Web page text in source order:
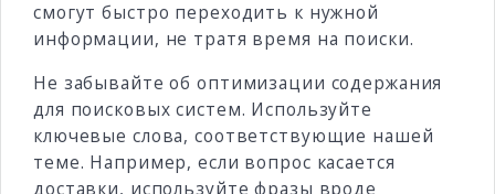
смогут быстро переходить к нужной
информации, не тратя время на поиски.
Не забывайте об оптимизации содержания
для поисковых систем. Используйте
ключевые слова, соответствующие нашей
теме. Например, если вопрос касается